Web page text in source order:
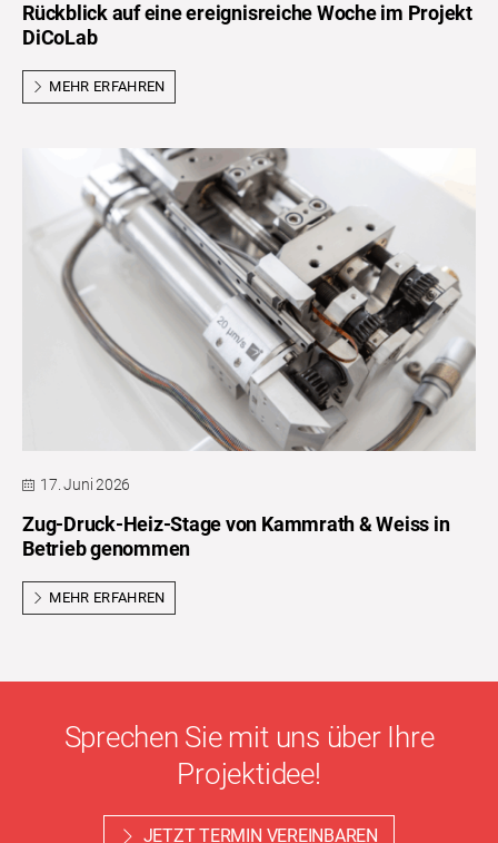
Rückblick auf eine ereignisreiche Woche im Projekt
DiCoLab
MEHR ERFAHREN
17. Juni 2026
Zug-Druck-Heiz-Stage von Kammrath & Weiss in
Betrieb genommen
MEHR ERFAHREN
Sprechen Sie mit uns über Ihre
Projektidee!
JETZT TERMIN VEREINBAREN